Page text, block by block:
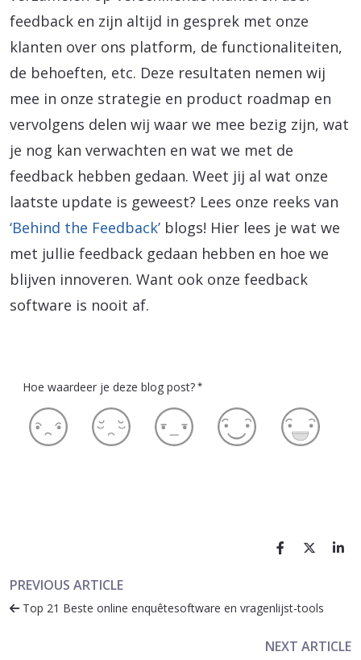
feedback en zijn altijd in gesprek met onze
klanten over ons platform, de functionaliteiten,
de behoeften, etc. Deze resultaten nemen wij
mee in onze strategie en product roadmap en
vervolgens delen wij waar we mee bezig zijn, wat
je nog kan verwachten en wat we met de
feedback hebben gedaan. Weet jij al wat onze
laatste update is geweest? Lees onze reeks van
‘Behind the Feedback’ blogs! Hier lees je wat we
met jullie feedback gedaan hebben en hoe we
blijven innoveren. Want ook onze feedback
software is nooit af.
Hoe waardeer je deze blog post? *
PREVIOUS ARTICLE
Top 21 Beste online enquêtesoftware en vragenlijst-tools
NEXT ARTICLE